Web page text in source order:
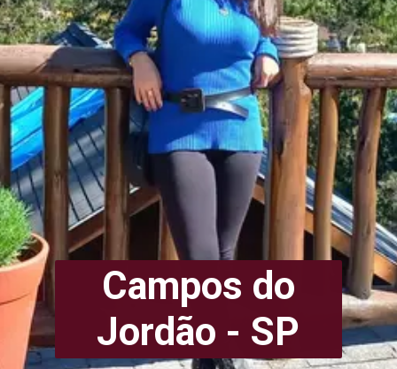
Campos do
Jordão - SP